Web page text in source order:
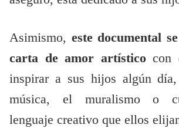
Asimismo, este documental
carta de amor artísticocon
inspirar a sus hijos algún
música, el muralismo o
lenguaje creativo que ellos